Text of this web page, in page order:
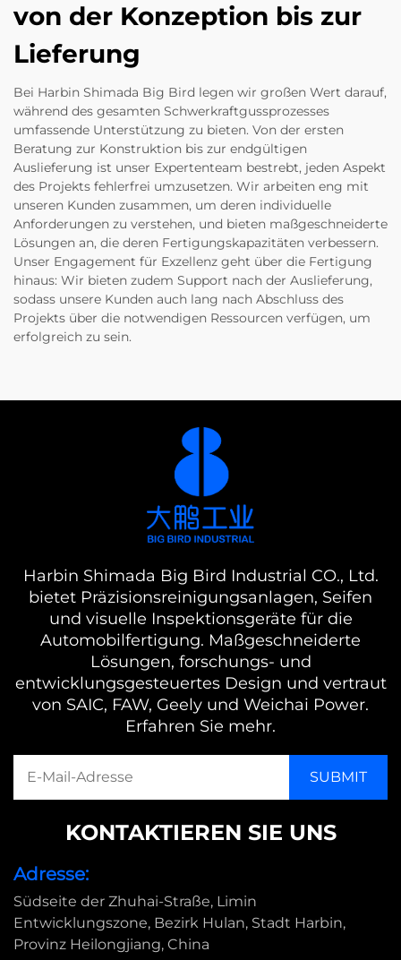
von der Konzeption bis zur
Lieferung
Bei Harbin Shimada Big Bird legen wir großen Wert darauf,
während des gesamten Schwerkraftgussprozesses
umfassende Unterstützung zu bieten. Von der ersten
Beratung zur Konstruktion bis zur endgültigen
Auslieferung ist unser Expertenteam bestrebt, jeden Aspekt
des Projekts fehlerfrei umzusetzen. Wir arbeiten eng mit
unseren Kunden zusammen, um deren individuelle
Anforderungen zu verstehen, und bieten maßgeschneiderte
Lösungen an, die deren Fertigungskapazitäten verbessern.
Unser Engagement für Exzellenz geht über die Fertigung
hinaus: Wir bieten zudem Support nach der Auslieferung,
sodass unsere Kunden auch lang nach Abschluss des
Projekts über die notwendigen Ressourcen verfügen, um
erfolgreich zu sein.
Harbin Shimada Big Bird Industrial CO., Ltd.
bietet Präzisionsreinigungsanlagen, Seifen
und visuelle Inspektionsgeräte für die
Automobilfertigung. Maßgeschneiderte
Lösungen, forschungs- und
entwicklungsgesteuertes Design und vertraut
von SAIC, FAW, Geely und Weichai Power.
Erfahren Sie mehr.
KONTAKTIEREN SIE UNS
Adresse:
Südseite der Zhuhai-Straße, Limin
Entwicklungszone, Bezirk Hulan, Stadt Harbin,
Provinz Heilongjiang, China